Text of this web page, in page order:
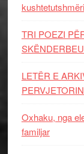
TRI POEZI
LETËR E
Oxhaku, nga
familjar